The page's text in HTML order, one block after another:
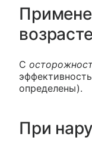
С
определены).
При